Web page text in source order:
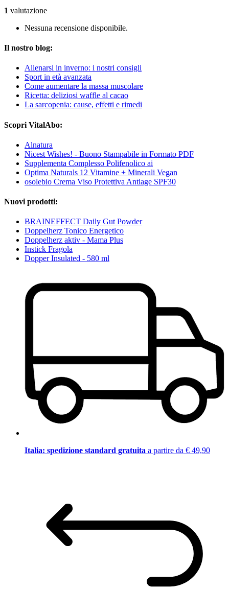
1 valutazione
Nessuna recensione disponibile.
Il nostro blog:
Allenarsi in inverno: i nostri consigli
Sport in età avanzata
Come aumentare la massa muscolare
Ricetta: deliziosi waffle al cacao
La sarcopenia: cause, effetti e rimedi
Scopri VitalAbo:
Alnatura
Nicest Wishes! - Buono Stampabile in Formato PDF
Supplementa Complesso Polifenolico ai
Optima Naturals 12 Vitamine + Minerali Vegan
osolebio Crema Viso Protettiva Antiage SPF30
Nuovi prodotti:
BRAINEFFECT Daily Gut Powder
Doppelherz Tonico Energetico
Doppelherz aktiv - Mama Plus
Instick Fragola
Dopper Insulated - 580 ml
Italia: spedizione standard gratuita a partire da € 49,90